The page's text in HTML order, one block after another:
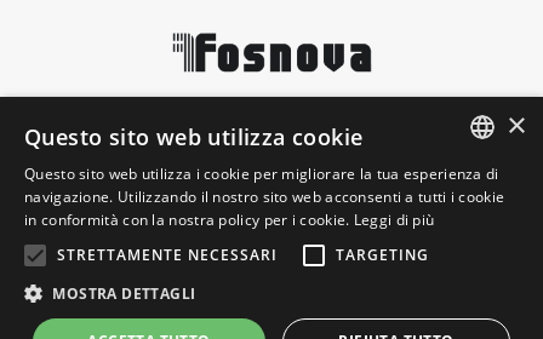
Disano
Legale
Informazioni
ENGLISH
×
Questo sito web utilizza cookie
Questo sito web utilizza i cookie per migliorare la tua esperienza di
navigazione. Utilizzando il nostro sito web acconsenti a tutti i cookie
in conformità con la nostra policy per i cookie. Leggi di più
STRETTAMENTE NECESSARI
TARGETING
MOSTRA DETTAGLI